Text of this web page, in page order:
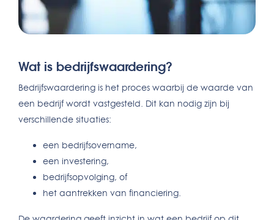
Wat is bedrijfswaardering?
Bedrijfswaardering is het proces waarbij de waarde van
een bedrijf wordt vastgesteld. Dit kan nodig zijn bij
verschillende situaties:
een bedrijfsovername,
een investering,
bedrijfsopvolging, of
het aantrekken van financiering.